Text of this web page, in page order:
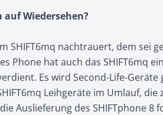
auf Wiedersehen?
SHIFT6mq nachtrauert, dem sei
Phone hat auch das SHIFT6mq
Es wird Second-Life-
Leihgeräte im Umlauf,
Auslieferung des SHIFTphone